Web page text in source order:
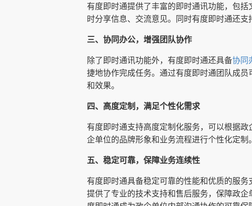
有度即时通提供了丰富的即时通讯功能，包
时分享信息、交流意见。同时有度即时通还
三、协同办公，增强团队协作
除了即时通讯功能外，有度即时通还具备协同
捷地协作完成任务。通过有度即时通团队成
和效果。
四、高度定制，满足个性化需求
有度即时通支持高度定制化服务，可以根据
企单位的品牌形象和业务流程进行个性化定
五、稳定可靠，保障业务连续性
有度即时通具备稳定可靠的性能和优质的服
提供了专业的技术支持和售后服务，保障政